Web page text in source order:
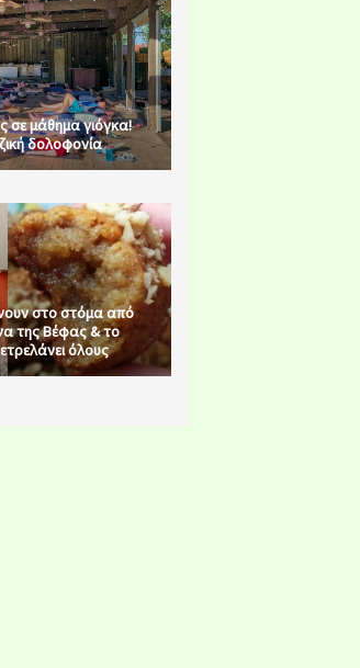
σε μάθημα γιόγκα!
δολοφονία
στο στόμα από
της Βέφας & το
όλους